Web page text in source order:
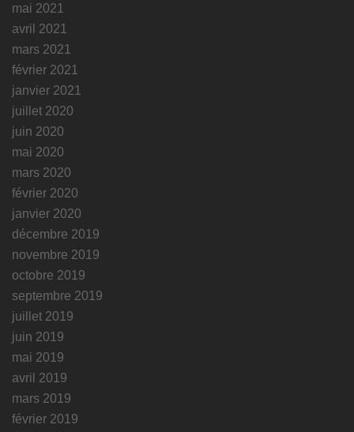
mai 2021
avril 2021
mars 2021
février 2021
janvier 2021
juillet 2020
juin 2020
mai 2020
mars 2020
février 2020
janvier 2020
décembre 2019
novembre 2019
octobre 2019
septembre 2019
juillet 2019
juin 2019
mai 2019
avril 2019
mars 2019
février 2019